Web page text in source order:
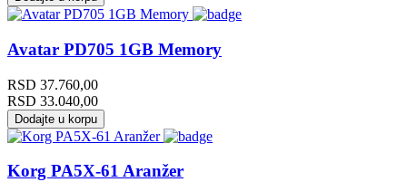
Avatar PD705 1GB Memory
RSD 37.760,00
RSD 33.040,00
Dodajte u korpu
Korg PA5X-61 Aranžer